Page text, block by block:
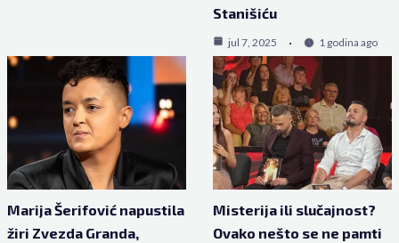
Stanišiću
jul 7, 2025 1 godina ago
Marija Šerifović napustila
žiri Zvezda Granda,
Misterija ili slučajnost?
Ovako nešto se ne pamti